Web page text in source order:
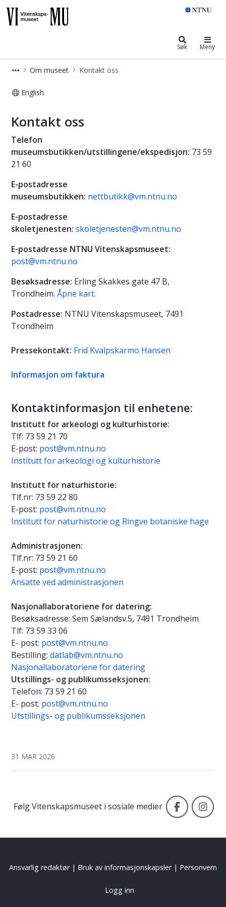
Søk Meny
Om museet Kontakt oss
English
Kontakt oss
Telefon
museumsbutikken/utstillingene/ekspedisjon: 73 59
21 60
E-postadresse
museumsbutikken: nettbutikk@vm.ntnu.no
E-postadresse
skoletjenesten: skoletjenesten@vm.ntnu.no
E-postadresse NTNU Vitenskapsmuseet:
post@vm.ntnu.no
Besøksadresse: Erling Skakkes gate 47 B,
Trondheim. Åpne kart.
Postadresse: NTNU Vitenskapsmuseet, 7491
Trondheim
Pressekontakt: Frid Kvalpskarmo Hansen
Informasjon om faktura
Kontaktinformasjon til enhetene:
Institutt for arkeologi og kulturhistorie:
Tlf: 73 59 21 70
E-post: post@vm.ntnu.no
Institutt for arkeologi og kulturhistorie
Institutt for naturhistorie:
Tlf.nr: 73 59 22 80
E-post: post@vm.ntnu.no
Institutt for naturhistorie og Ringve botaniske hage
Administrasjonen:
Tlf.nr: 73 59 21 60
E-post: post@vm.ntnu.no
Ansatte ved administrasjonen
Nasjonallaboratoriene for datering:
Besøksadresse: Sem Sælandsv.5, 7491 Trondheim
Tlf: 73 59 33 06
E- post: post@vm.ntnu.no
Bestilling: datlab@vm.ntnu.no
Nasjonallaboratoriene for datering
Utstillings- og publikumsseksjonen:
Telefon: 73 59 21 60
E- post: post@vm.ntnu.no
Utstillings- og publikumsseksjonen
31 MAR 2026
Følg Vitenskapsmuseet i sosiale medier
Ansvarlig redaktør| Bruk av informasjonskapsler| Personvern
Logg inn